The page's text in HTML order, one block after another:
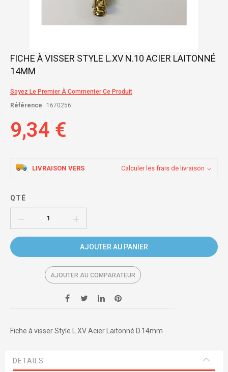
Skip
the
of
images
FICHE À VISSER STYLE L.XV N.10 ACIER LAITONNÉ
14MM
Soyez Le Premier À Commenter Ce Produit
Référence
1670256
9,34 €
LIVRAISON VERS Calculer les frais de livraison
QTÉ
AJOUTER AU PANIER
AJOUTER AU COMPARATEUR
Fiche à visser Style L.XV Acier Laitonné D.14mm
DETAILS